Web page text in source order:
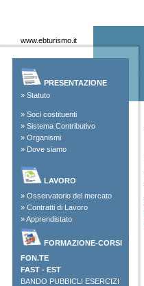
www.ebturismo.it
PRESENTAZIONE
» Statuto
» Soci costituenti
» Sistema Contributivo
» Organismi
» Dove siamo
LAVORO
» Osservatorio del mercato
» Contratti di Lavoro
»Apprendistato
FORMAZIONE-CORSI
FON.TE
FAST - EST
BANDO PUBBICLI ESERCIZI